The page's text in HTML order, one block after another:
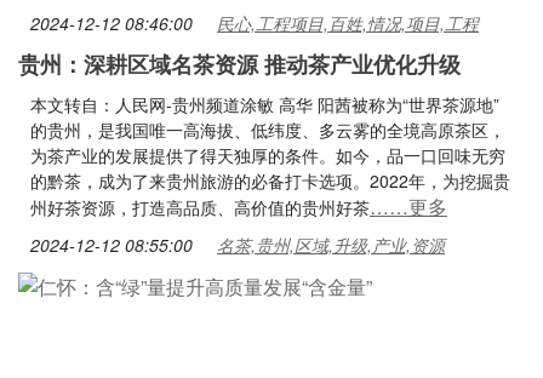
2024-12-12 08:46:00 民心,工程项目,百姓,情况,项目,工程
贵州：深耕区域名茶资源 推动茶产业优化升级
本文转自：人民网-贵州频道涂敏 高华 阳茜被称为“世界茶源地”
的贵州，是我国唯一高海拔、低纬度、多云雾的全境高原茶区，
为茶产业的发展提供了得天独厚的条件。如今，品一口回味无穷
的黔茶，成为了来贵州旅游的必备打卡选项。2022年，为挖掘贵
州好茶资源，打造高品质、高价值的贵州好茶……更多
2024-12-12 08:55:00 名茶,贵州,区域,升级,产业,资源